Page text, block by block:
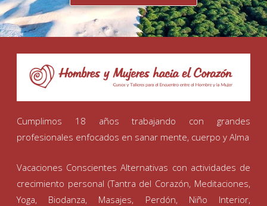
Cumplimos 18 años trabajando con grandes
profesionales enfocados en sanar mente, cuerpo y Alma
Vacaciones Conscientes Alternativas con actividades de
crecimiento personal (Tantra del Corazón, Meditaciones,
Yoga, Biodanza, Masajes, Perdón, Niño Interior,